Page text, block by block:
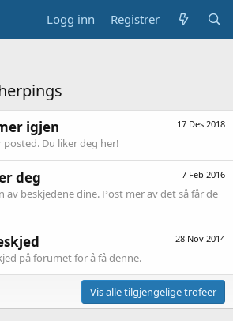
Logg inn Registrer
17 Des 2018
igjen
posted. Du liker deg her!
7 Feb 2016
deg
av beskjedene dine. Post mer av det så får de
28 Nov 2014
på forumet for å få denne.
Vis alle tilgjengelige trofeer